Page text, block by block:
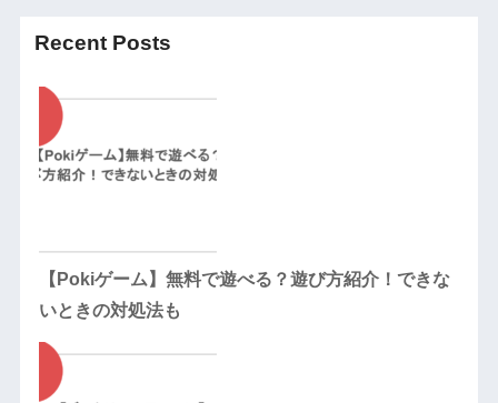
Recent Posts
【Pokiゲーム】無料で遊べる？遊び方紹介！できな
いときの対処法も